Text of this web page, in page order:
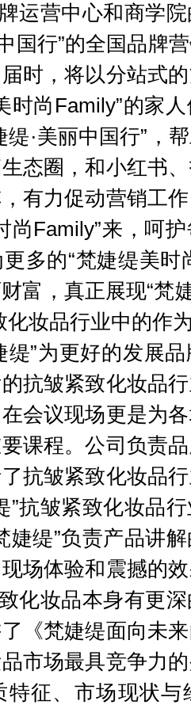
运营中心和商学
国行”的全国品牌
时，将以分站式
时尚Family”的家
缇·美丽中国行”，
态圈，和小红书
有力促动营销工
尚Family”来，呵
多的“梵婕缇美时
富，真正展现“梵
化妆品行业中的作
缇”为更好的发展
抗皱紧致化妆品
会议现场更是为
课程。公司负责
抗皱紧致化妆品
”抗皱紧致化妆品
婕缇”负责产品讲
场体验和震撼的
化妆品本身有更
《梵婕缇面向未
市场最具竞争力
特征、市场现状与